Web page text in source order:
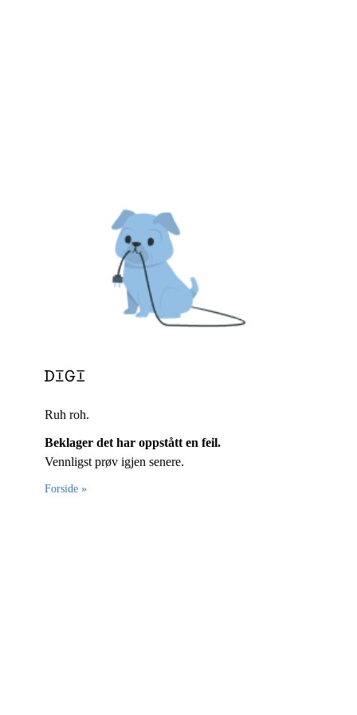
Ruh roh.
Beklager det har oppstått en feil.
Vennligst prøv igjen senere.
Forside »